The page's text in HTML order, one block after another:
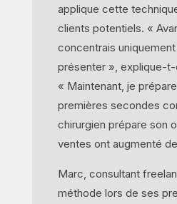
applique cette
clients potentiels. «
concentrais
présenter », explique-t-
« Maintenant, je
premières secondes
chirurgien prépare son
ventes ont augmenté
Marc, consultant
méthode lors de ses